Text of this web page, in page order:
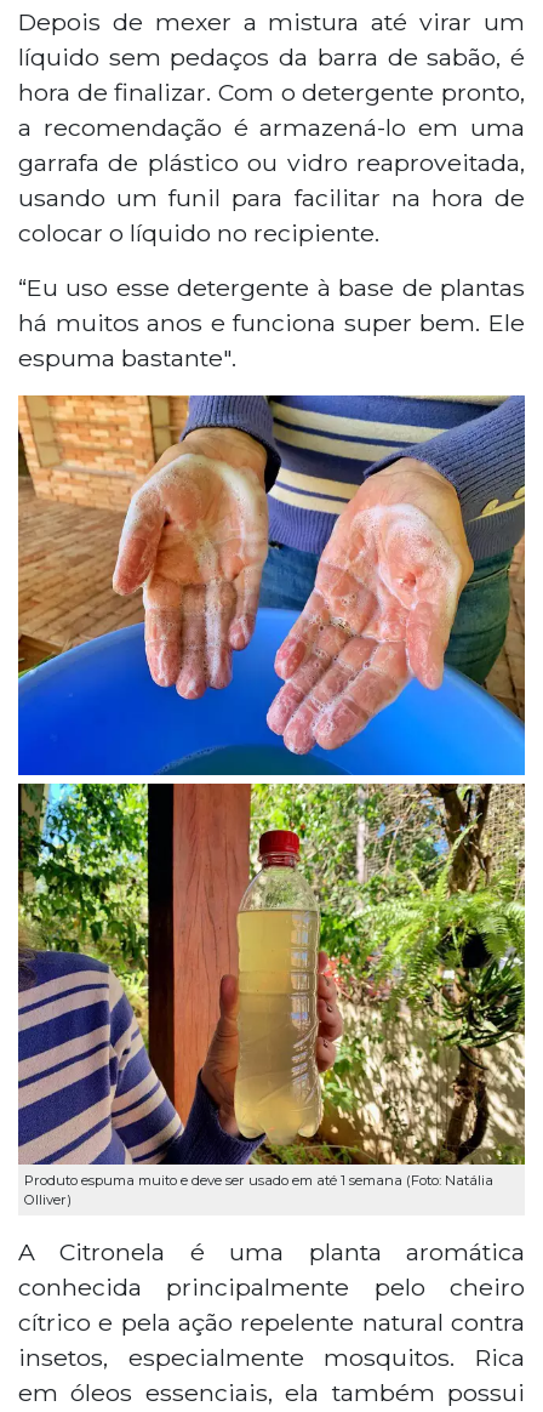
Depois de mexer a mistura até virar um
líquido sem pedaços da barra de sabão, é
hora de finalizar. Com o detergente pronto,
a recomendação é armazená-lo em uma
garrafa de plástico ou vidro reaproveitada,
usando um funil para facilitar na hora de
colocar o líquido no recipiente.
“Eu uso esse detergente à base de plantas
há muitos anos e funciona super bem. Ele
espuma bastante".
Produto espuma muito e deve ser usado em até 1 semana (Foto: Natália
Olliver)
A Citronela é uma planta aromática
conhecida principalmente pelo cheiro
cítrico e pela ação repelente natural contra
insetos, especialmente mosquitos. Rica
em óleos essenciais, ela também possui